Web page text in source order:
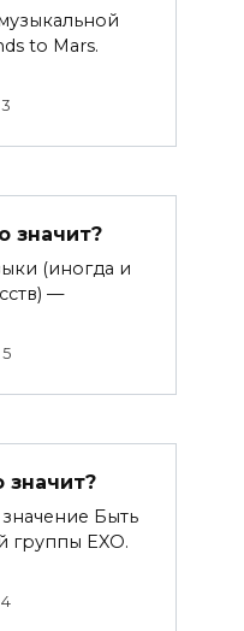
to Mars.
3
значит?
(иногда и
—
5
значит?
Быть
группы EXO.
4